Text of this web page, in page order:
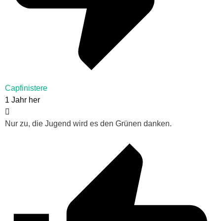
Capfinistere
1 Jahr her
Nur zu, die Jugend wird es den Grünen danken.